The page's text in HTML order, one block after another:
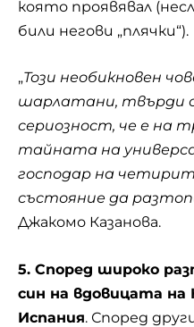
която проявявал
били негови „плячки“).
„Този необикновен
шарлатани, твърди
сериозност, че е на
тайната на
господар на
състояние да
Джакомо Казанова.
5. Според широко
син на вдовицата на
Испания. Според